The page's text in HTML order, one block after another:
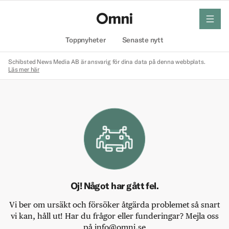
Toppnyheter Senaste nytt
meny
Schibsted News Media AB är ansvarig för dina data på denna webbplats.
Läs mer här
Oj! Något har gått fel.
Vi ber om ursäkt och försöker åtgärda problemet så snart
vi kan, håll ut! Har du frågor eller funderingar? Mejla oss